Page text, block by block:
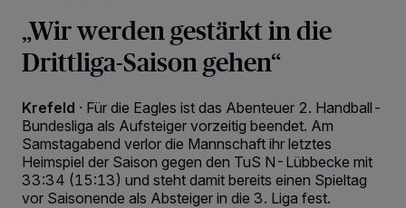
„Wir werden gestärkt in die
Drittliga-Saison gehen“
Krefeld · Für die Eagles ist das Abenteuer 2. Handball-
Bundesliga als Aufsteiger vorzeitig beendet. Am
Samstagabend verlor die Mannschaft ihr letztes
Heimspiel der Saison gegen den TuS N-Lübbecke mit
33:34 (15:13) und steht damit bereits einen Spieltag
vor Saisonende als Absteiger in die 3. Liga fest.